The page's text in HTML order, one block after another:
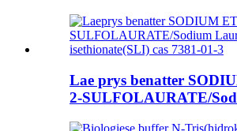
Lae prys benatter
2-SULFOLAURATE/